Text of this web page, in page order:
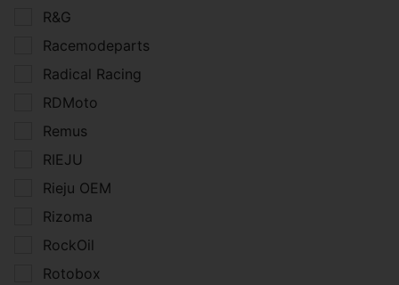
R&G
Racemodeparts
Radical Racing
RDMoto
Remus
RIEJU
Rieju OEM
Rizoma
RockOil
Rotobox